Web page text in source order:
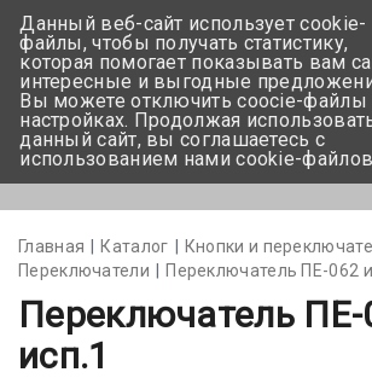
Главная Каталог
Кнопки и
Переключатели
Переключатель ПЕ-062
Переключатель ПЕ-
исп.1
Данный веб-сайт использует cookie-
файлы, чтобы получать статистику,
которая помогает показывать вам
интересные и выгодные
Вы можете отключить coocie-файлы
настройках. Продолжая
данный сайт, вы соглашаетесь с
использованием нами cookie-